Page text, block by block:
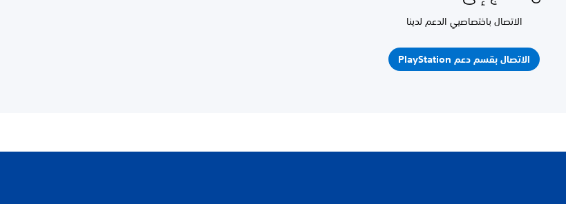
الاتصال باختصاصيي الدعم لدينا
الاتصال بقسم دعم PlayStation